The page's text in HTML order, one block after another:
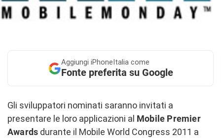
Aggiungi iPhoneItalia come
Fonte preferita su Google
Gli sviluppatori nominati saranno invitati a
presentare le loro applicazioni al Mobile Premier
Awards durante il Mobile World Congress 2011 a